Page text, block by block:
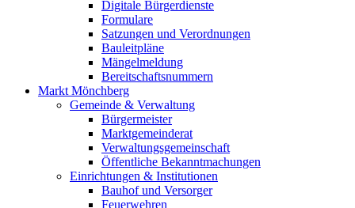
Digitale Bürgerdienste
Formulare
Satzungen und Verordnungen
Bauleitpläne
Mängelmeldung
Bereitschaftsnummern
Markt Mönchberg
Gemeinde & Verwaltung
Bürgermeister
Marktgemeinderat
Verwaltungsgemeinschaft
Öffentliche Bekanntmachungen
Einrichtungen & Institutionen
Bauhof und Versorger
Feuerwehren